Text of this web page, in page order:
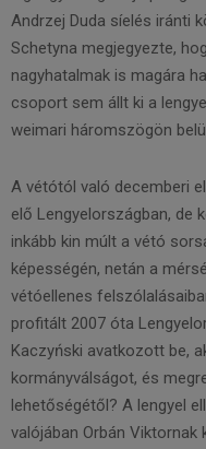
Andrzej Duda síelés iránti
Schetyna megjegyezte,
nagyhatalmak is magára
csoport sem állt ki a
weimari háromszögön
A vétótól való decemberi
elő Lengyelországban, de
inkább kin múlt a vétó
képességén, netán a
vétóellenes
profitált 2007 óta
Kaczyński avatkozott be,
kormányválságot, és
lehetőségétől? A lengyel
valójában Orbán